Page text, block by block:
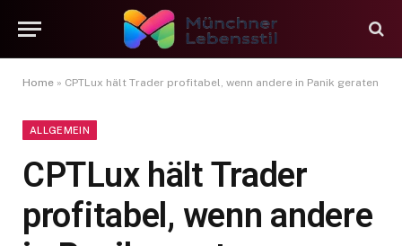
Home » CPTLux hält Trader profitabel, wenn andere in Panik geraten
ALLGEMEIN
CPTLux hält Trader
profitabel, wenn andere